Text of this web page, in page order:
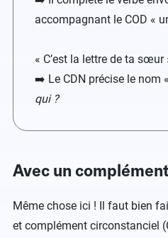
accompagnant le COD «
« C’est la lettre de ta sœur
➡️ Le CDN précise le nom
qui ?
Avec un
Même chose ici ! Il faut bien
et complément circonstanciel